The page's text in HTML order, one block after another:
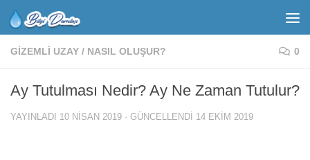
GIZEMLI UZAY / NASIL OLUŞUR? 0
Ay Tutulması Nedir? Ay Ne Zaman Tutulur?
YAYINLADI 10 NISAN 2019 · GÜNCELLENDI 14 EKIM 2019